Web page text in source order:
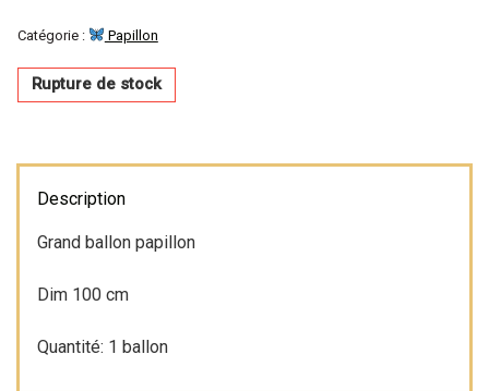
table
Accessoires
Emballage
Catégorie : Papillon
Rupture de stock
Description
Grand ballon papillon
Dim 100 cm
Quantité: 1 ballon